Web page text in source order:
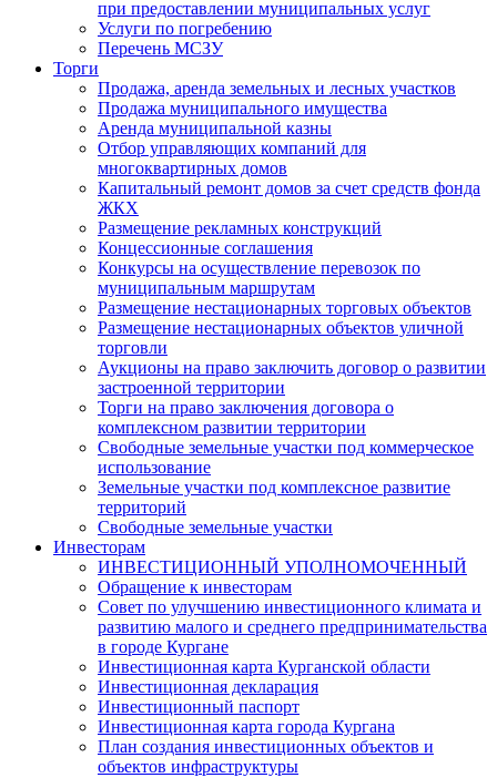
при предоставлении муниципальных услуг
Услуги по погребению
Перечень МСЗУ
Торги
Продажа, аренда земельных и лесных участков
Продажа муниципального имущества
Аренда муниципальной казны
Отбор управляющих компаний для
многоквартирных домов
Капитальный ремонт домов за счет средств фонда
ЖКХ
Размещение рекламных конструкций
Концессионные соглашения
Конкурсы на осуществление перевозок по
муниципальным маршрутам
Размещение нестационарных торговых объектов
Размещение нестационарных объектов уличной
торговли
Аукционы на право заключить договор о развитии
застроенной территории
Торги на право заключения договора о
комплексном развитии территории
Свободные земельные участки под коммерческое
использование
Земельные участки под комплексное развитие
территорий
Свободные земельные участки
Инвесторам
ИНВЕСТИЦИОННЫЙ УПОЛНОМОЧЕННЫЙ
Обращение к инвесторам
Совет по улучшению инвестиционного климата и
развитию малого и среднего предпринимательства
в городе Кургане
Инвестиционная карта Курганской области
Инвестиционная декларация
Инвестиционный паспорт
Инвестиционная карта города Кургана
План создания инвестиционных объектов и
объектов инфраструктуры